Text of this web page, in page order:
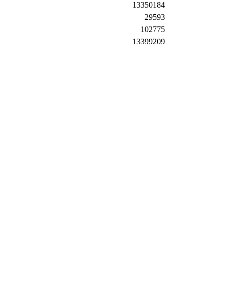
13350184
29593
102775
13399209